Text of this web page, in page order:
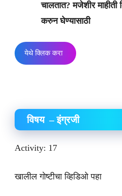
चालतात? मजेशीर माहीती
करुन घेण्यासाठी
येथे क्लिक करा
विषय – इंग्रजी
Activity: 17
खालील गोष्टीचा व्हिडिओ पहा